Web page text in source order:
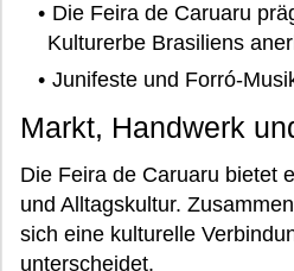
Die Feira de Caruaru
Kulturerbe Brasiliens
Junifeste und Forró-
Markt, Handwerk
Die Feira de Caruaru bietet
und Alltagskultur.
sich eine kulturelle
unterscheidet.